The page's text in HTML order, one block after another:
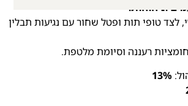
וניחוחות:
לצד טופי תות ופטל שחור עם נגיעות תבלין
חומציות רעננה וסיומת מלטפת.
13%